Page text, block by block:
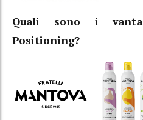
Quali sono i
Positioning?